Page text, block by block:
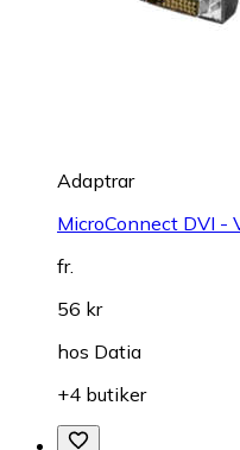
Adaptrar
MicroConnect DVI -
fr.
56 kr
hos Datia
+4 butiker